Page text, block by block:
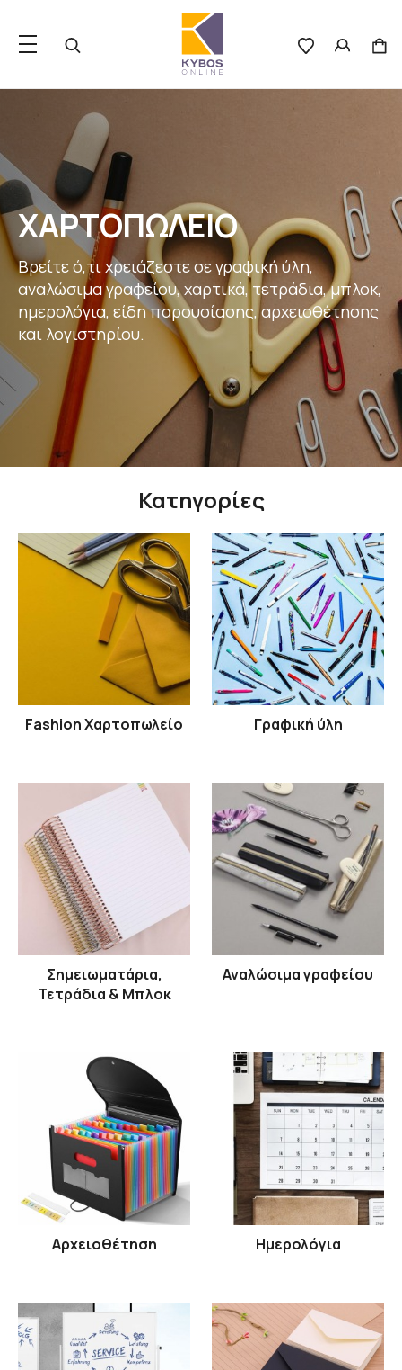
ΧΑΡΤΟΠΩΛΕΙΟ
Βρείτε ό,τι χρειάζεστε σε γραφική ύλη,
αναλώσιμα γραφείου, χαρτικά, τετράδια, μπλοκ,
ημερολόγια, είδη παρουσίασης, αρχειοθέτησης
και λογιστηρίου.
Κατηγορίες
Fashion Χαρτοπωλείο Γραφική ύλη
Σημειωματάρια,
Τετράδια & Μπλοκ
Αναλώσιμα γραφείου
Αρχειοθέτηση Ημερολόγια